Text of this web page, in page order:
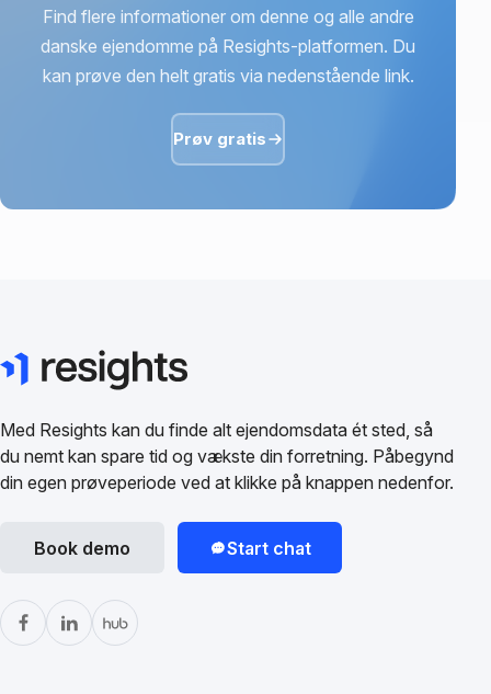
Find flere informationer om denne og alle andre
danske ejendomme på Resights-platformen. Du
kan prøve den helt gratis via nedenstående link.
Prøv gratis
Med Resights kan du finde alt ejendomsdata ét sted, så
du nemt kan spare tid og vækste din forretning. Påbegynd
din egen prøveperiode ved at klikke på knappen nedenfor.
Book demo Start chat